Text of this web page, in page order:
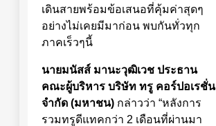
เดินสายพร้อมข้อเสนอที่คุ้มค่าสุดๆ
อย่างไม่เคยมีมาก่อน พบกันทั่วทุก
ภาคเร็วๆนี้
นายมนัสส์ มานะวุฒิเวช ประธาน
คณะผู้บริหาร บริษัท ทรู คอร์ปอเรชั่น
จำกัด (มหาชน) กล่าวว่า “หลังการ
รวมทรูดีแทคกว่า 2 เดือนที่ผ่านมา